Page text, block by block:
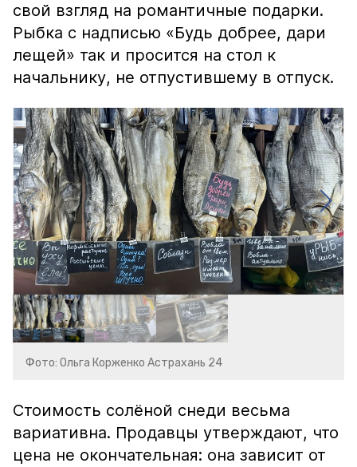
свой взгляд на романтичные подарки.
Рыбка с надписью «Будь добрее, дари
лещей» так и просится на стол к
начальнику, не отпустившему в отпуск.
Фото: Ольга Корженко Астрахань 24
Стоимость солёной снеди весьма
вариативна. Продавцы утверждают, что
цена не окончательная: она зависит от